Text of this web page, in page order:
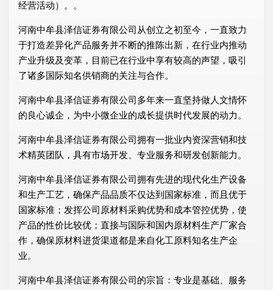
经营活动）。。
河南中牟县泽信证券有限公司从创立之初至今，一直致力
于打造差异化产品服务并不断的推陈出新，在行业内推动
产业升级及变革，目前已在行业中享有较高的声望，吸引
了诸多国际知名供销商的关注与合作。
河南中牟县泽信证券有限公司多年来一直坚持做人文情怀
的良心诚企，为中小微企业的成长提供时代发展的动力。
河南中牟县泽信证券有限公司拥有一批业内资深营销和技
术精英团队，具有市场开发、专业服务和研发创新能力。
河南中牟县泽信证券有限公司拥有先进的现代化生产设备
和生产工艺，确保产品品质不仅达到国家标准，而且优于
国家标准；发挥公司原材料采购优势和成本管控优势，使
产品的性价比较优；直接与国际和国内原材料生产厂家合
作，确保原材料进货渠道都是来自化工原料知名生产企
业。
河南中牟县泽信证券有限公司的宗旨：专业是基础、服务